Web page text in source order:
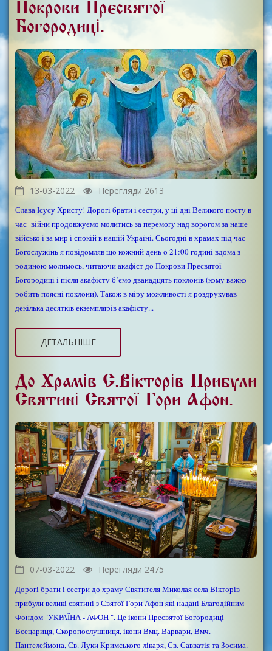
Покрови Пресвятої
Богородиці.
13-03-2022 Перегляди 2613
Слава Ісусу Христу! Дорогі брати і сестри, у ці дні Великого посту в
час війни продовжуємо молитись за перемогу над ворогом за наше
військо і за мир і спокій в нашій Україні. Сьогодні в храмах під час
Богослужінь я повідомляв що кожний день о 21:00 годині вдома з
родиною молимось, читаючи акафіст до Покрови Пресвятої
Богородиці і після акафісту б’ємо дванадцять поклонів (кому важко
робить поясні поклони). Також в міру можливості я роздрукував
декілька десятків екземплярів акафісту...
ДЕТАЛЬНІШЕ
До Храмів С.Вікторів Прибули
Святині Святої Гори Афон.
07-03-2022 Перегляди 2475
Дорогі брати і сестри до храму Святителя Миколая села Вікторів
прибули великі святині з Святої Гори Афон які надані Благодійним
Фондом "УКРАЇНА - АФОН ". Це ікони Пресвятої Богородиці
Всецариця, Скоропослушниця, ікони Вмц. Варвари, Вмч.
Пантелеймона, Св. Луки Кримського лікаря, Св. Савватія та Зосима.